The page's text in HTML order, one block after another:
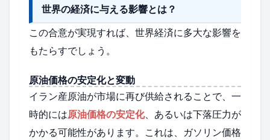
世界の経済に与える影響とは？
この合意が実現すれば、世界経済に多大な影響を
もたらすでしょう。
原油価格の安定化と変動
イラン産原油が市場に再び供給されることで、一
時的には原油価格の安定化、あるいは下落圧力が
かかる可能性があります。これは、ガソリン価格